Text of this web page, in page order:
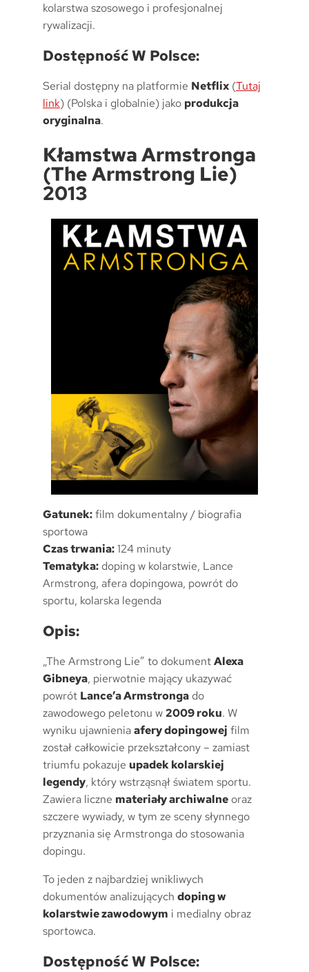
kolarstwa szosowego i profesjonalnej
rywalizacji.
Dostępność W Polsce:
Serial dostępny na platformie Netflix (Tutaj
link) (Polska i globalnie) jako produkcja
oryginalna.
Kłamstwa Armstronga
(The Armstrong Lie)
2013
Gatunek:film dokumentalny / biografia
sportowa
Czas trwania:124 minuty
Tematyka: doping w kolarstwie, Lance
Armstrong, afera dopingowa, powrót do
sportu, kolarska legenda
Opis:
„The Armstrong Lie” to dokumentAlexa
Gibneya, pierwotnie mający ukazywać
powrót Lance’a Armstronga do
zawodowego peletonu w2009 roku. W
wyniku ujawnieniaafery dopingowej film
został całkowicie przekształcony – zamiast
triumfu pokazuje upadek kolarskiej
legendy, który wstrząsnął światem sportu.
Zawiera liczne materiały archiwalne oraz
szczere wywiady, w tym ze sceny słynnego
przyznania się Armstronga do stosowania
dopingu.
To jeden z najbardziej wnikliwych
dokumentów analizujących doping w
kolarstwie zawodowym i medialny obraz
sportowca.
Dostępność W Polsce: